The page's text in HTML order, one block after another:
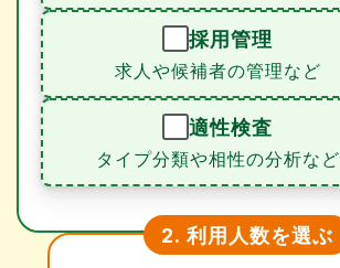
採用管理
求人や候補者の管理など
適性検査
タイプ分類や相性の分析など
2. 利用人数を選ぶ